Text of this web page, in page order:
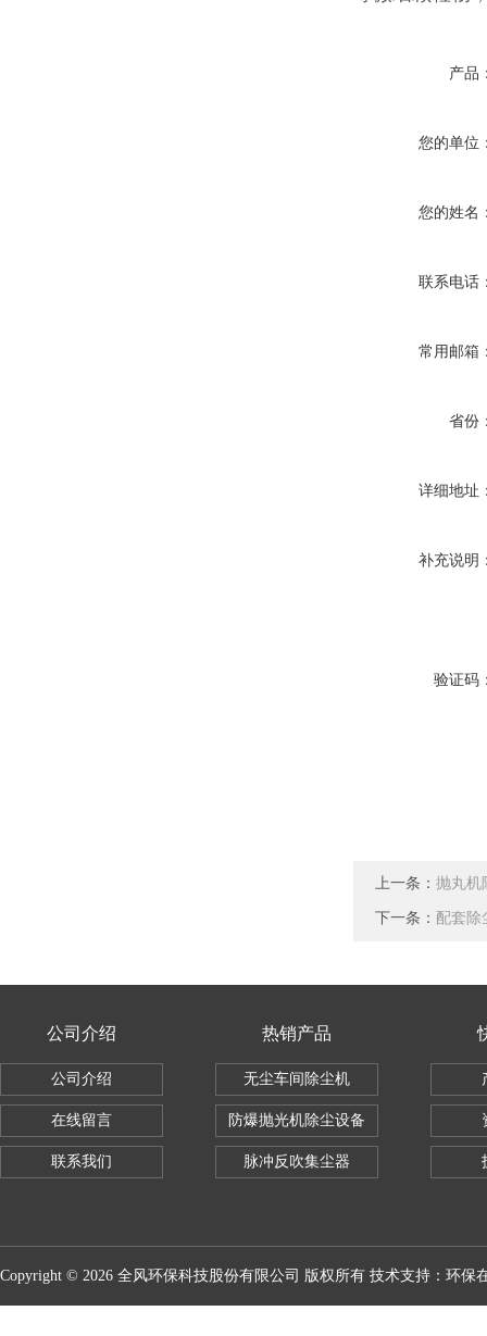
产品
您的单位
您的姓名
联系电话
常用邮箱
省份
详细地址
补充说明
验证码
上一条： 抛丸机
下一条： 配套除
公司介绍
公司介绍
在线留言
联系我们
热销产品
无尘车间除尘机
防爆抛光机除尘设备
脉冲反吹集尘器
Copyright © 2026 全风环保科技股份有限公司 版权所有 技术支持： 环保